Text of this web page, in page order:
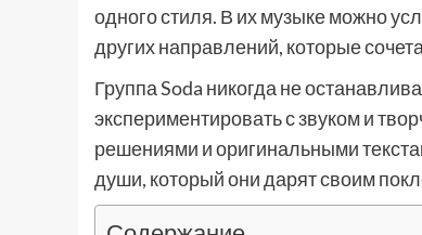
одного стиля. В их музыке можно
других направлений, которые
Группа Soda никогда не
экспериментировать с звуком и
решениями и оригинальными
души, который они дарят своим